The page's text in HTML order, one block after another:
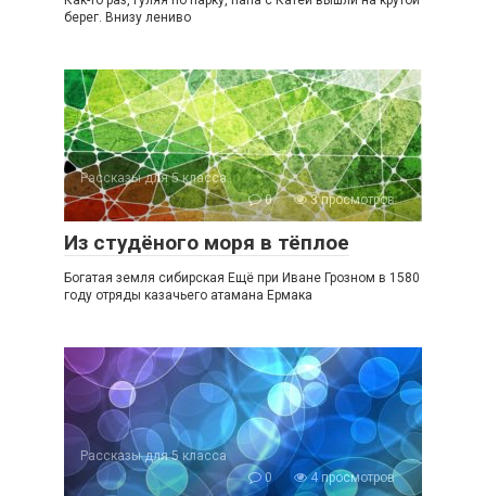
берег. Внизу лениво
Рассказы для 5 класса
0
3 просмотров
Из студёного моря в тёплое
Богатая земля сибирская Ещё при Иване Грозном в 1580
году отряды казачьего атамана Ермака
Рассказы для 5 класса
0
4 просмотров